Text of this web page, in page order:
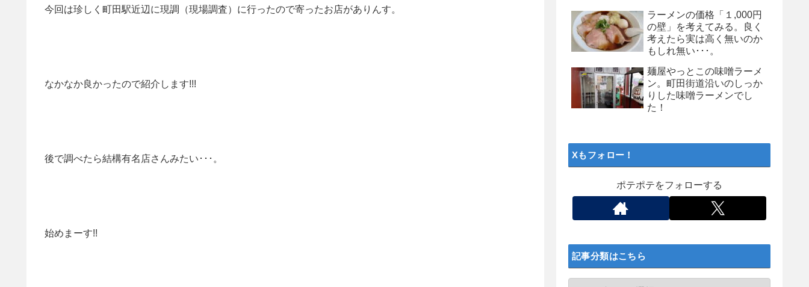
今回は珍しく町田駅近辺に現調（現場調査）に行ったので寄ったお店がありんす。
なかなか良かったので紹介します!!!
後で調べたら結構有名店さんみたい･･･。
始めまーす!!
ラーメンの価格「１,000円
の壁」を考えてみる。良く
考えたら実は高く無いのか
もしれ無い･･･。
麺屋やっとこの味噌ラーメ
ン。町田街道沿いのしっか
りした味噌ラーメンでし
た！
Xもフォロー！
ポテポテをフォローする
記事分類はこちら